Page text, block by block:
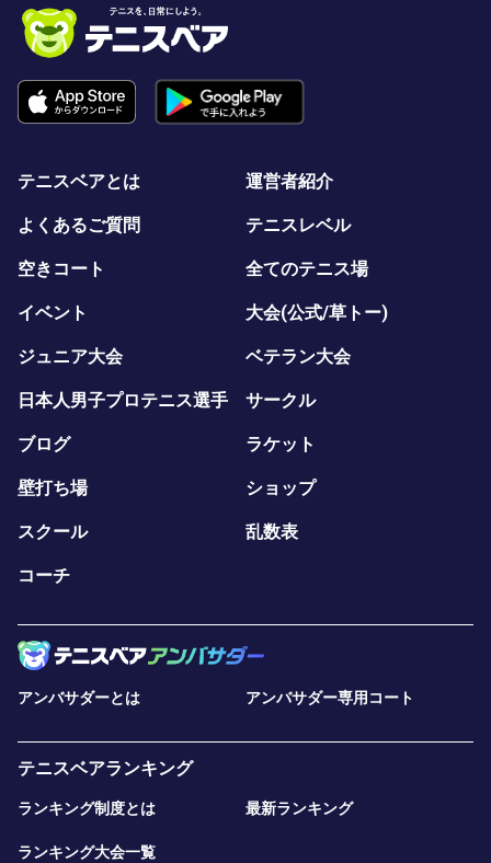
テニスベアとは 運営者紹介
よくあるご質問 テニスレベル
空きコート 全てのテニス場
イベント 大会(公式/草トー)
ジュニア大会 ベテラン大会
日本人男子プロテニス選手 サークル
ブログ ラケット
壁打ち場 ショップ
スクール 乱数表
コーチ
アンバサダーとは アンバサダー専用コート
テニスベアランキング
ランキング制度とは 最新ランキング
ランキング大会一覧